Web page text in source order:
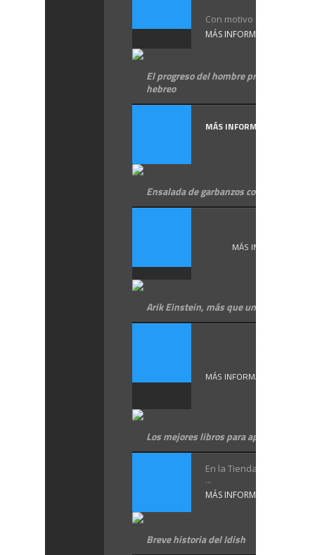
Con motivo de la ...
MÁS INFORMACIÓN
El progreso del hombre primitivo, en
hebreo
MÁS INFORMACIÓN
Ensalada de garbanzos con tomate
MÁS INFORMACIÓN
Arik Einstein, más que un cantante
MÁS INFORMACIÓN
Los mejores libros para aprender
En la Tienda de Hebreo
...
MÁS INFORMACIÓN
Breve historia del Idish